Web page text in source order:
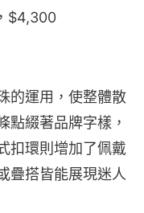
$4,300
的運用，使整體散
點綴著品牌字樣，
扣環則增加了佩戴
疊搭皆能展現迷人